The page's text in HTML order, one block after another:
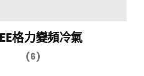
格力變頻冷氣
(6)